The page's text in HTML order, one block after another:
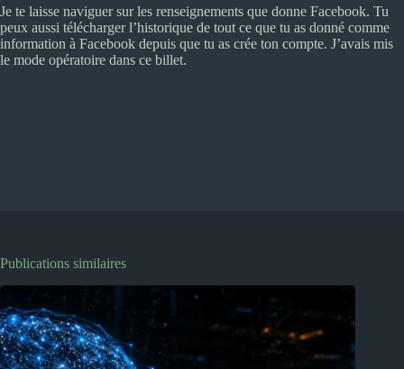
Je te laisse naviguer sur les renseignements que donne Facebook. Tu
peux aussi télécharger l’historique de tout ce que tu as donné comme
information à Facebook depuis que tu as crée ton compte. J’avais mis
le mode opératoire dans ce billet.
Publications similaires